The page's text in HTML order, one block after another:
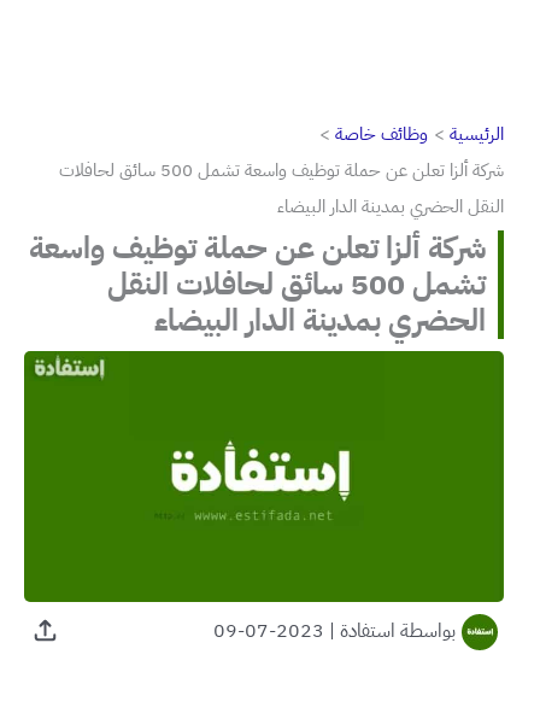
الرئيسية
وظائف خاصة
شركة ألزا تعلن عن حملة توظيف واسعة تشمل 500 سائق لحافلات
النقل الحضري بمدينة الدار البيضاء
شركة ألزا تعلن عن حملة توظيف واسعة
تشمل 500 سائق لحافلات النقل
الحضري بمدينة الدار البيضاء
بواسطة استفادة |
2023-07-09